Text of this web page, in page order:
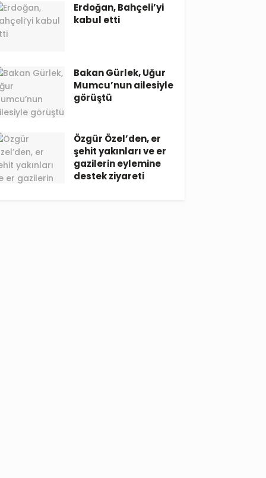
Erdoğan, Bahçeli’yi
kabul etti
Bakan Gürlek, Uğur
Mumcu’nun ailesiyle
görüştü
Özgür Özel’den, er
şehit yakınları ve er
gazilerin eylemine
destek ziyareti